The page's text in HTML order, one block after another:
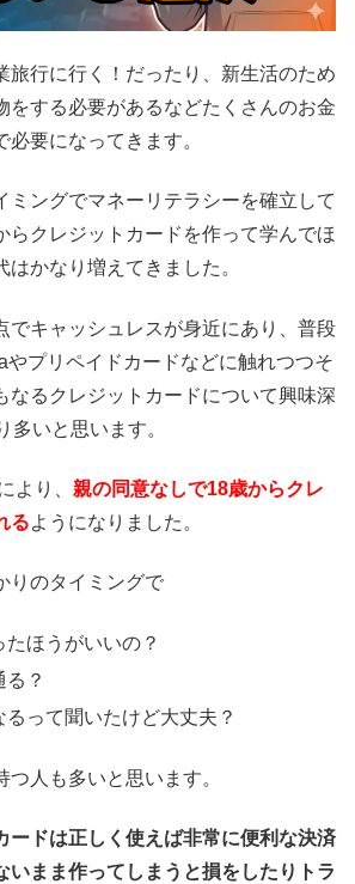
旅行に行く！だったり、新生活のため
をする必要があるなどたくさんのお金
要になってきます。
ミングでマネーリテラシーを確立して
らクレジットカードを作って学んでほ
はかなり増えてきました。
でキャッシュレスが身近にあり、普段
プリペイドカードなどに触れつつそ
なるクレジットカードについて興味深
多いと思います。
より、 親の同意なしで18歳からクレ
るようになりました。
りのタイミングで
たほうがいいの？
？
って聞いたけど大丈夫？
つ人も多いと思います。
ードは正しく使えば非常に便利な決済
いまま作ってしまうと損をしたりトラ